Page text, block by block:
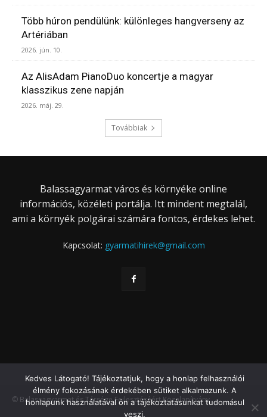
Több húron pendülünk: különleges hangverseny az
Artériában
2026. jún. 10.
Az AlisAdam PianoDuo koncertje a magyar
klasszikus zene napján
2026. máj. 29.
Továbbiak
Balassagyarmat város és környéke online
információs, közéleti portálja. Itt mindent megtalál,
ami a környék polgárai számára fontos, érdekes lehet.
Kapcsolat: gyarmatihirek@gmail.com
© Balassagyarmat és Térsége Fejlesztéséért Közalapítvány
Kedves Látogató! Tájékoztatjuk, hogy a honlap felhasználói
élmény fokozásának érdekében sütiket alkalmazunk. A
honlapunk használatával ön a tájékoztatásunkat tudomásul
veszi.